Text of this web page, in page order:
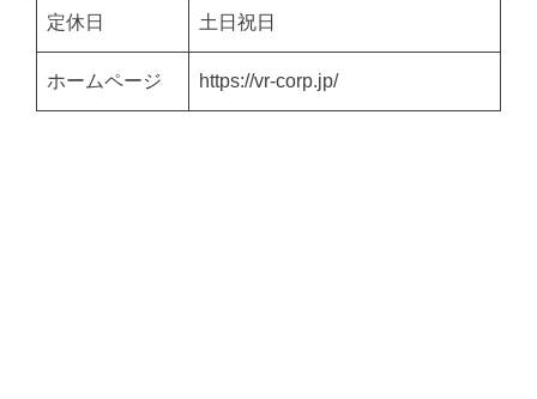
定休日 土日祝日
ホームページ https://vr-corp.jp/